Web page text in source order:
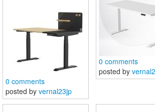
0 comments
posted by vernal23jp
0 comments
posted by